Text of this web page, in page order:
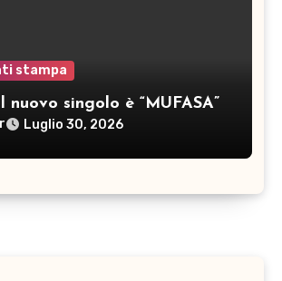
stampa
nuovo singolo è “MUFASA”
Luglio 30, 2026